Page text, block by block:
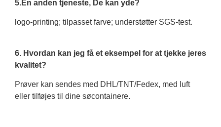
5.En anden tjeneste, De kan yde?
logo-printing; tilpasset farve; understøtter SGS-test.
6. Hvordan kan jeg få et eksempel for at tjekke jeres
kvalitet?
Prøver kan sendes med DHL/TNT/Fedex, med luft
eller tilføjes til dine søcontainere.